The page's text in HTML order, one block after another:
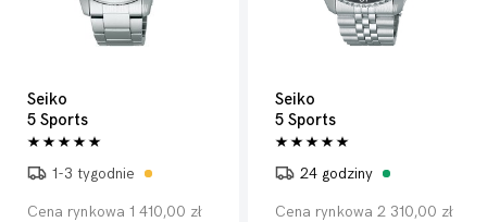
Seiko
5 Sports
1-3 tygodnie
Cena rynkowa 1 410,00 zł
Seiko
5 Sports
24 godziny
Cena rynkowa 2 310,00 zł